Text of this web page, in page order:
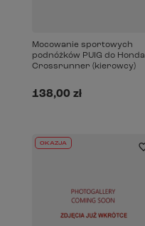
Mocowanie sportowych
podnóżków PUIG do Honda
Crossrunner (kierowcy)
138,00 zł
OKAZJA